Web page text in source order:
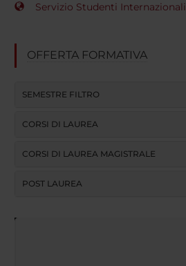
Servizio Studenti Internazionali
OFFERTA FORMATIVA
SEMESTRE FILTRO
CORSI DI LAUREA
CORSI DI LAUREA MAGISTRALE
POST LAUREA